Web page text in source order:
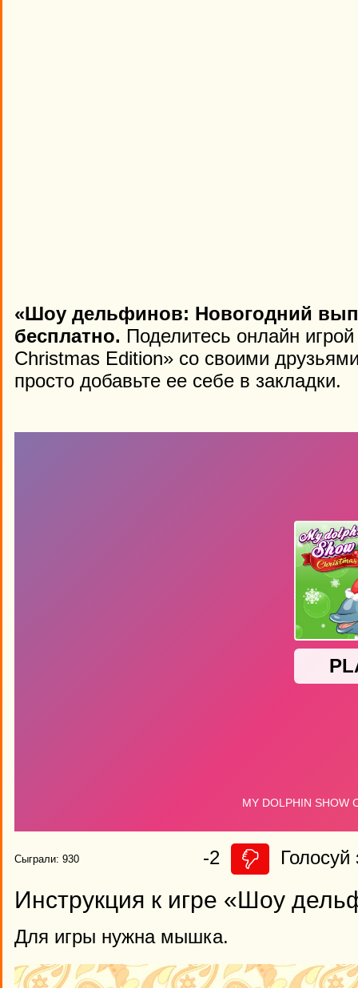
«Шоу дельфинов: Новогодний
бесплатно. Поделитесь онлайн
Christmas Edition» со своими
просто добавьте ее себе в закладки.
Сыграли: 930 -2 Голосуй
Инструкция к игре «Шоу
Для игры нужна мышка.